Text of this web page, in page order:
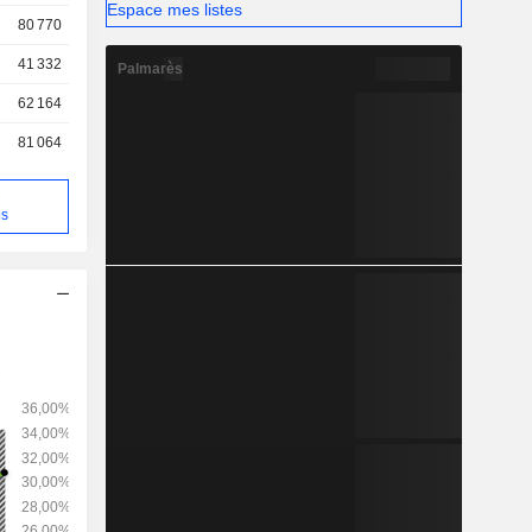
80 770
41 332
62 164
81 064
Espace mes listes
Palmarès